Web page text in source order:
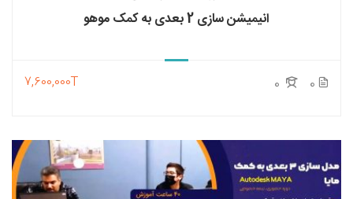
انیمیشن سازی 2 بعدی به کمک موهو
0
7,600,000T